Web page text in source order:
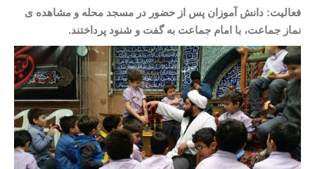
فعالیت: دانش آموزان پس از حضور در مسجد محله و مشاهده ی
نماز جماعت، با امام جماعت به گفت و شنود پرداختند.